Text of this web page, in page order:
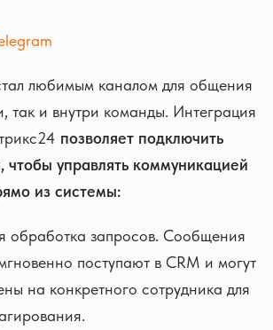
любимым каналом для общения
так и внутри команды. Интеграция
позволяет подключить
чтобы управлять коммуникацией
из системы:
обработка запросов. Сообщения
поступают в CRM и могут
на конкретного сотрудника для